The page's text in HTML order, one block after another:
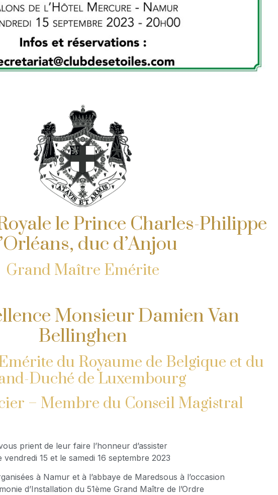
le Prince Charles-Philippe
duc d’Anjou
Grand Maître Emérite
Monsieur Damien Van
Bellinghen
du Royaume de Belgique et du
Duché de Luxembourg
– Membre du Conseil Magistral
prient de leur faire l’honneur d’assister
vendredi 15 et le samedi 16 septembre 2023
à Namur et à l’abbaye de Maredsous à l’occasion
d’Installation du 51ème Grand Maître de l’Ordre